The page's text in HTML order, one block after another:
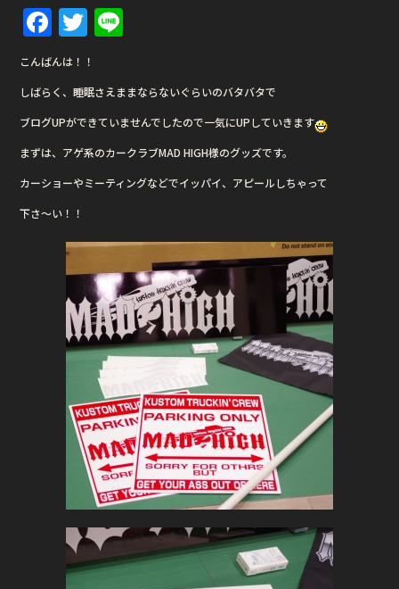
F
a
c
e
b
o
o
k
T
w
it
te
r
e
こんばんは！！
しばらく、睡眠さえままならないぐらいのバタバタで
ブログUPができていませんでしたので一気にUPしていきます
まずは、アゲ系のカークラブMAD HIGH様のグッズです。
カーショーやミーティングなどでイッパイ、アピールしちゃって
下さ〜い！！